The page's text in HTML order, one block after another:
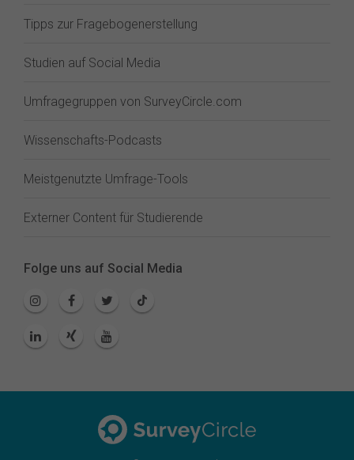
Tipps zur Fragebogenerstellung
Studien auf Social Media
Umfragegruppen von SurveyCircle.com
Wissenschafts-Podcasts
Meistgenutzte Umfrage-Tools
Externer Content für Studierende
Folge uns auf Social Media